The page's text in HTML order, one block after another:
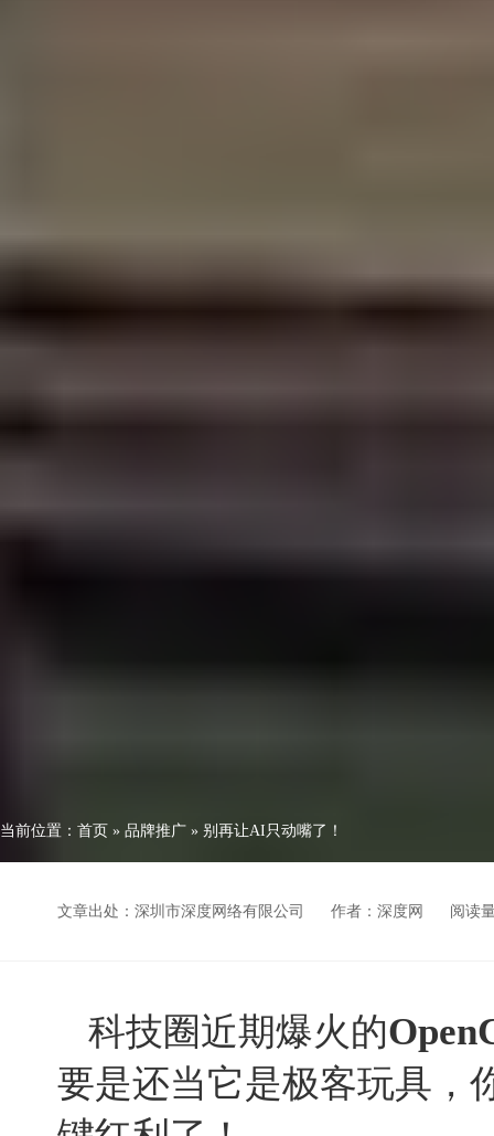
当前位置： 首页 » 品牌推广 » 别再让AI只动嘴了！
文章出处：深圳市深度网络有限公司 作者：深度网 阅读
科技圈近期爆火的
要是还当它是极客玩具，